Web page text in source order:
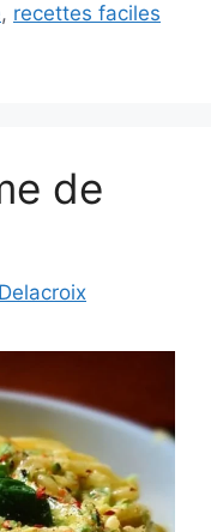
, recettes faciles
de